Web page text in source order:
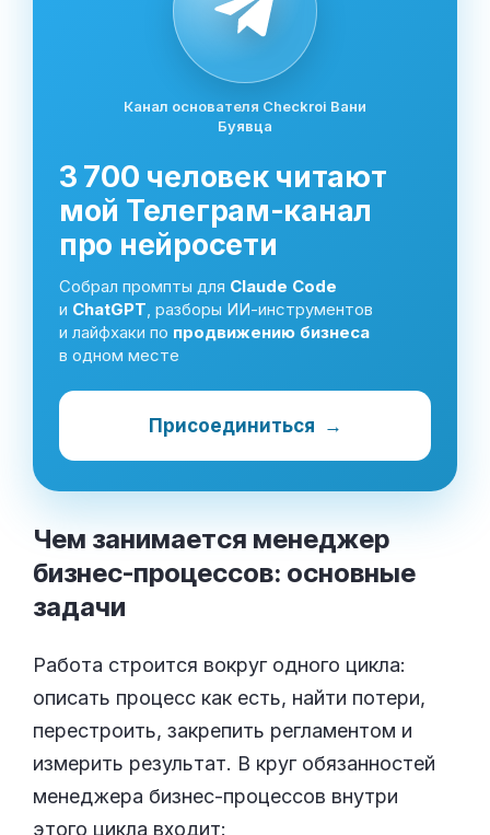
Канал основателя Checkroi Вани
Буявца
3 700 человек читают
мой Телеграм-канал
про нейросети
Собрал промпты для Claude Code
и ChatGPT, разборы ИИ-инструментов
и лайфхаки по продвижению бизнеса
в одном месте
Присоединиться →
Чем занимается менеджер
бизнес-процессов: основные
задачи
Работа строится вокруг одного цикла:
описать процесс как есть, найти потери,
перестроить, закрепить регламентом и
измерить результат. В круг обязанностей
менеджера бизнес-процессов внутри
этого цикла входит: